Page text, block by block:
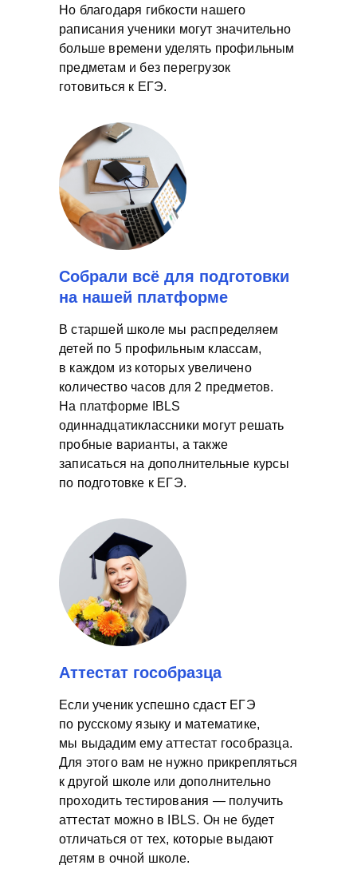
Но благодаря гибкости нашего
раписания ученики могут значительно
больше времени уделять профильным
предметам и без перегрузок
готовиться к ЕГЭ.
Собрали всё для подготовки
на нашей платформе
В старшей школе мы распределяем
детей по 5 профильным классам,
в каждом из которых увеличено
количество часов для 2 предметов.
На платформе IBLS
одиннадцатиклассники могут решать
пробные варианты, а также
записаться на дополнительные курсы
по подготовке к ЕГЭ.
Аттестат гособразца
Если ученик успешно сдаст ЕГЭ
по русскому языку и математике,
мы выдадим ему аттестат гособразца.
Для этого вам не нужно прикрепляться
к другой школе или дополнительно
проходить тестирования — получить
аттестат можно в IBLS. Он не будет
отличаться от тех, которые выдают
детям в очной школе.